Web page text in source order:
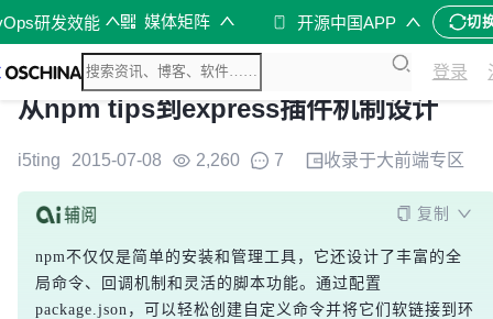
研发效能 媒体矩阵 开源中国APP 切
登录
从npm tips到express插件机制设计
i5ting 2015-07-08 2,260 7 收录于大前端专区
复制
npm不仅仅是简单的安装和管理工具，它还设计了丰富的全
局命令、回调机制和灵活的脚本功能。通过配置
package.json，可以轻松创建自定义命令并将它们软链接到环